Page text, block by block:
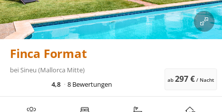
Finca Format
beiSineu (Mallorca Mitte)
4,8
8 Bewertungen ab 297 € / Nacht